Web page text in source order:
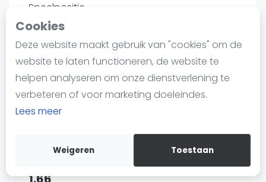
Cookies
Deze website maakt gebruik van "cookies" om de
website te laten functioneren, de website te
helpen analyseren om onze dienstverlening te
verbeteren of voor marketing doeleindes.
Lees meer
Weigeren Toestaan
Informatie
Over ons
Contact
Adverteren
Insights
WhatsApp
Join WhatsApp Community
Speelpositie
Links
Land
Spanje